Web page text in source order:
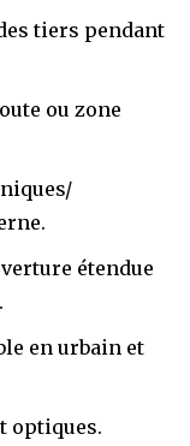
tiers pendant
ou zone
étendue
en urbain et
optiques.